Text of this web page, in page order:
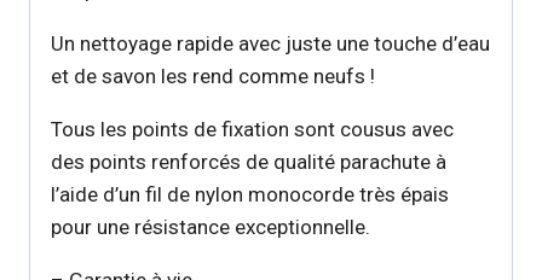
Un nettoyage rapide avec juste une touche d’eau
et de savon les rend comme neufs !
Tous les points de fixation sont cousus avec
des points renforcés de qualité parachute à
l’aide d’un fil de nylon monocorde très épais
pour une résistance exceptionnelle.